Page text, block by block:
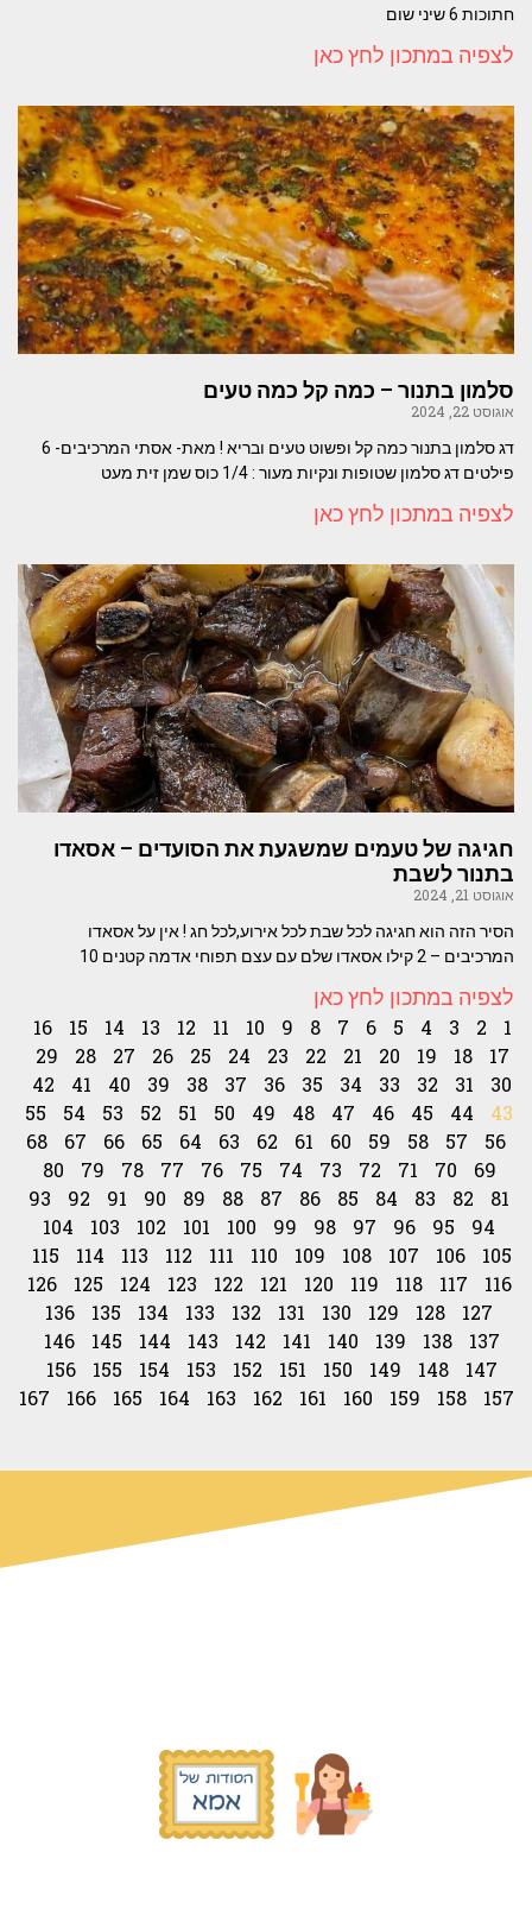
חתוכות 6 שיני שום
לצפיה במתכון לחץ כאן
סלמון בתנור – כמה קל כמה טעים
אוגוסט 22, 2024
דג סלמון בתנור כמה קל ופשוט טעים ובריא ! מאת- אסתי המרכיבים- 6
פילטים דג סלמון שטופות ונקיות מעור : 1/4 כוס שמן זית מעט
לצפיה במתכון לחץ כאן
חגיגה של טעמים שמשגעת את הסועדים – אסאדו
בתנור לשבת
אוגוסט 21, 2024
הסיר הזה הוא חגיגה לכל שבת לכל אירוע,לכל חג ! אין על אסאדו
המרכיבים – 2 קילו אסאדו שלם עם עצם תפוחי אדמה קטנים 10
לצפיה במתכון לחץ כאן
1
2
3
4
5
6
7
8
9
10
11
12
13
14
15
16
17
18
19
20
21
22
23
24
25
26
27
28
29
30
31
32
33
34
35
36
37
38
39
40
41
42
43
44
45
46
47
48
49
50
51
52
53
54
55
56
57
58
59
60
61
62
63
64
65
66
67
68
69
70
71
72
73
74
75
76
77
78
79
80
81
82
83
84
85
86
87
88
89
90
91
92
93
94
95
96
97
98
99
100
101
102
103
104
105
106
107
108
109
110
111
112
113
114
115
116
117
118
119
120
121
122
123
124
125
126
127
128
129
130
131
132
133
134
135
136
137
138
139
140
141
142
143
144
145
146
147
148
149
150
151
152
153
154
155
156
157
158
159
160
161
162
163
164
165
166
167